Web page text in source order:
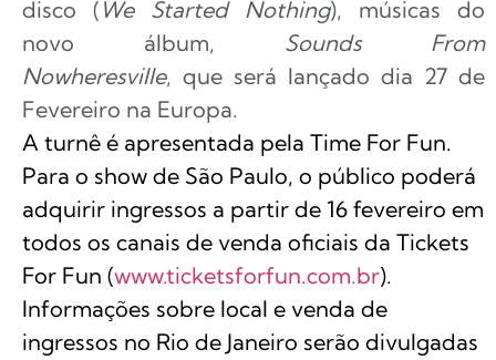
disco ( We Started Nothing), músicas do
novo álbum, Sounds From
Nowheresville, que será lançado dia 27 de
Fevereiro na Europa.
A turnê é apresentada pela Time For Fun.
Para o show de São Paulo, o público poderá
adquirir ingressos a partir de 16 fevereiro em
todos os canais de venda oficiais da Tickets
For Fun (www.ticketsforfun.com.br).
Informações sobre local e venda de
ingressos no Rio de Janeiro serão divulgadas